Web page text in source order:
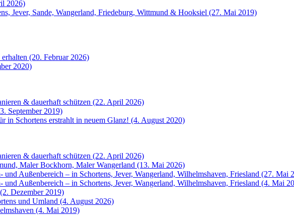
2026)
Jever, Sande, Wangerland, Friedeburg, Wittmund & Hooksiel (27. Mai 2019)
(20. Februar 2026)
2020)
& dauerhaft schützen (22. April 2026)
September 2019)
in Schortens erstrahlt in neuem Glanz! (4. August 2020)
& dauerhaft schützen (22. April 2026)
Maler Bockhorn, Maler Wangerland (13. Mai 2026)
Außenbereich – in Schortens, Jever, Wangerland, Wilhelmshaven, Friesland (27. Mai
Außenbereich – in Schortens, Jever, Wangerland, Wilhelmshaven, Friesland (4. Mai
Dezember 2019)
und Umland (4. August 2026)
(4. Mai 2019)